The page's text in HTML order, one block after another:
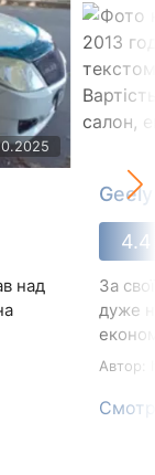
над
4.4
За
дуже
Автор: